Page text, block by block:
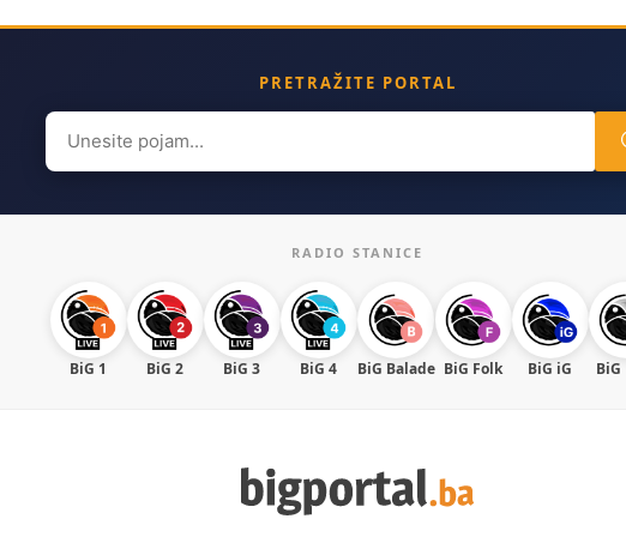
PRETRAŽITE PORTAL
Search
for:
RADIO STANICE
BiG 1 BiG 2 BiG 3 BiG 4 BiG Balade BiG Folk BiG iG BiG